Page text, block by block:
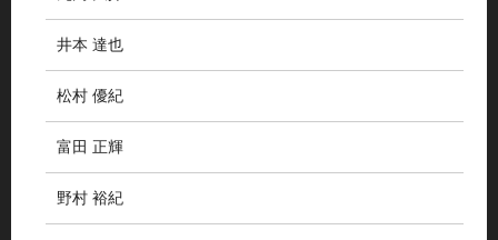
井本 達也
松村 優紀
富田 正輝
野村 裕紀